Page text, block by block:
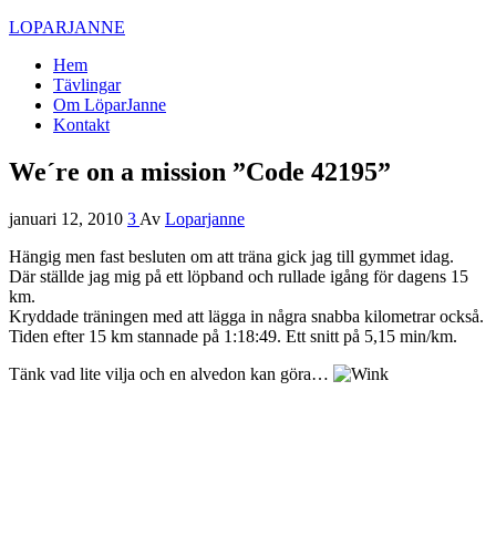
LOPARJANNE
Hem
Tävlingar
Om LöparJanne
Kontakt
We´re on a mission ”Code 42195”
januari 12, 2010 3 Av Loparjanne
Hängig men fast besluten om att träna gick jag till gymmet idag.
Där ställde jag mig på ett löpband och rullade igång för dagens 15
km.
Kryddade träningen med att lägga in några snabba kilometrar också.
Tiden efter 15 km stannade på 1:18:49. Ett snitt på 5,15 min/km.
Tänk vad lite vilja och en alvedon kan göra…